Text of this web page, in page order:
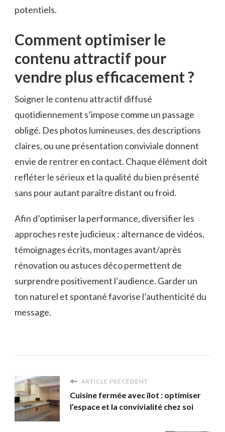
potentiels.
Comment optimiser le
contenu attractif pour
vendre plus efficacement ?
Soigner le contenu attractif diffusé
quotidiennement s’impose comme un passage
obligé. Des photos lumineuses, des descriptions
claires, ou une présentation conviviale donnent
envie de rentrer en contact. Chaque élément doit
refléter le sérieux et la qualité du bien présenté
sans pour autant paraître distant ou froid.
Afin d’optimiser la performance, diversifier les
approches reste judicieux : alternance de vidéos,
témoignages écrits, montages avant/après
rénovation ou astuces déco permettent de
surprendre positivement l’audience. Garder un
ton naturel et spontané favorise l’authenticité du
message.
ARTICLE PRÉCÉDENT
Cuisine fermée avec îlot : optimiser
l’espace et la convivialité chez soi